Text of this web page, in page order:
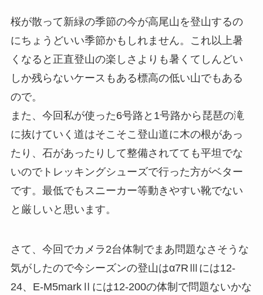
桜が散って新緑の季節の今が高尾山を登山するの
にちょうどいい季節かもしれません。これ以上暑
くなると正直登山の楽しさよりも暑くてしんどい
しか残らないケースもある標高の低い山でもある
ので。
また、今回私が使った6号路と1号路から琵琶の滝
に抜けていく道はそこそこ登山道に木の根があっ
たり、石があったりして整備されてても平坦でな
いのでトレッキングシューズで行った方がベター
です。最低でもスニーカー等動きやすい靴でない
と厳しいと思います。
さて、今回でカメラ2台体制でまあ問題なさそうな
気がしたので今シーズンの登山はα7RⅢには12-
24、E-M5markⅡには12-200の体制で問題ないかな